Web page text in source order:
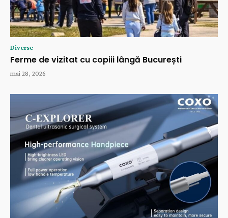
Diverse
Ferme de vizitat cu copiii lângă București
mai 28, 2026